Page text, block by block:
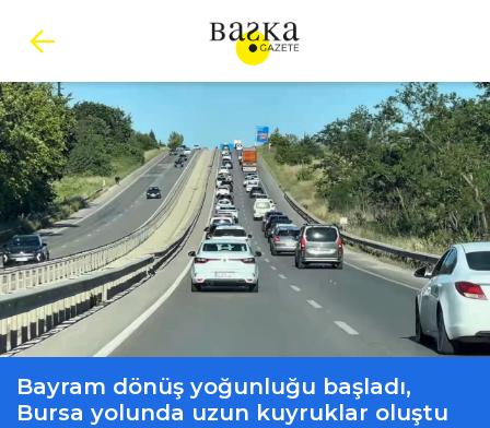
Bayram dönüş yoğunluğu başladı,
Bursa yolunda uzun kuyruklar oluştu